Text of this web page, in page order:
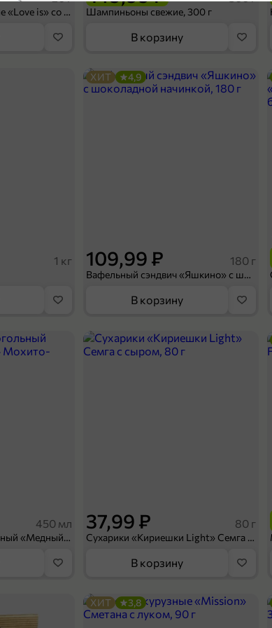
4,3 Конфеты освежающие «Love is» со вкусом морской соли и маракуйи, 20 г Шампиньоны свежие, 300 г
В корзину
1 кг 109,99 ₽ 180 г
Вафельный сэндвич «Яшкино» с шоколадной начинкой, 180 г
ХИТ 4,9
В корзину
450 мл
Напиток безалкогольный «Медный Великан» Мохито-клубника, 450 мл
37,99 ₽ 80 г
Сухарики «Кириешки Light» Семга с сыром, 80 г
В корзину
ХИТ 3,8